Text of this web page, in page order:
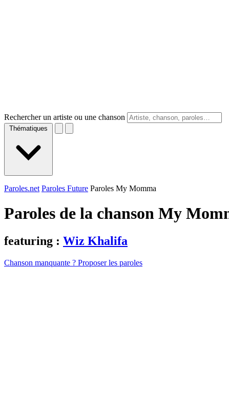
Rechercher un artiste ou une chanson
Thématiques
Paroles.net Paroles Future Paroles My Momma
Paroles de la chanson My
featuring : Wiz Khalifa
Chanson manquante ? Proposer les paroles